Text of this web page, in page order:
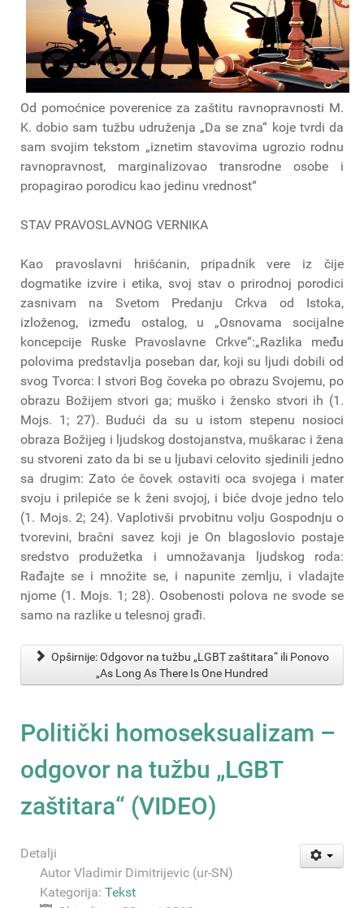
Od pomoćnice poverenice za zaštitu ravnopravnosti M.
K. dobio sam tužbu udruženja „Da se zna“ koje tvrdi da
sam svojim tekstom „iznetim stavovima ugrozio rodnu
ravnopravnost, marginalizovao transrodne osobe i
propagirao porodicu kao jedinu vrednost“
STAV PRAVOSLAVNOG VERNIKA
Kao pravoslavni hrišćanin, pripadnik vere iz čije
dogmatike izvire i etika, svoj stav o prirodnoj porodici
zasnivam na Svetom Predanju Crkva od Istoka,
izloženog, između ostalog, u „Osnovama socijalne
koncepcije Ruske Pravoslavne Crkve“:„Razlika među
polovima predstavlja poseban dar, koji su ljudi dobili od
svog Tvorca: I stvori Bog čoveka po obrazu Svojemu, po
obrazu Božijem stvori ga; muško i žensko stvori ih (1.
Mojs. 1; 27). Budući da su u istom stepenu nosioci
obraza Božijeg i ljudskog dostojanstva, muškarac i žena
su stvoreni zato da bi se u ljubavi celovito sjedinili jedno
sa drugim: Zato će čovek ostaviti oca svojega i mater
svoju i prilepiće se k ženi svojoj, i biće dvoje jedno telo
(1. Mojs. 2; 24). Vaplotivši prvobitnu volju Gospodnju o
tvorevini, bračni savez koji je On blagoslovio postaje
sredstvo produžetka i umnožavanja ljudskog roda:
Rađajte se i množite se, i napunite zemlju, i vladajte
njome (1. Mojs. 1; 28). Osobenosti polova ne svode se
samo na razlike u telesnoj građi.
Opširnije: Odgovor na tužbu „LGBT zaštitara“ ili Ponovo
„Аs Long As There Is One Hundred
Politički homoseksualizam –
odgovor na tužbu „LGBT
zaštitara“ (VIDEO)
Detalji
Autor Vladimir Dimitrijevic (ur-SN)
Kategorija: Tekst